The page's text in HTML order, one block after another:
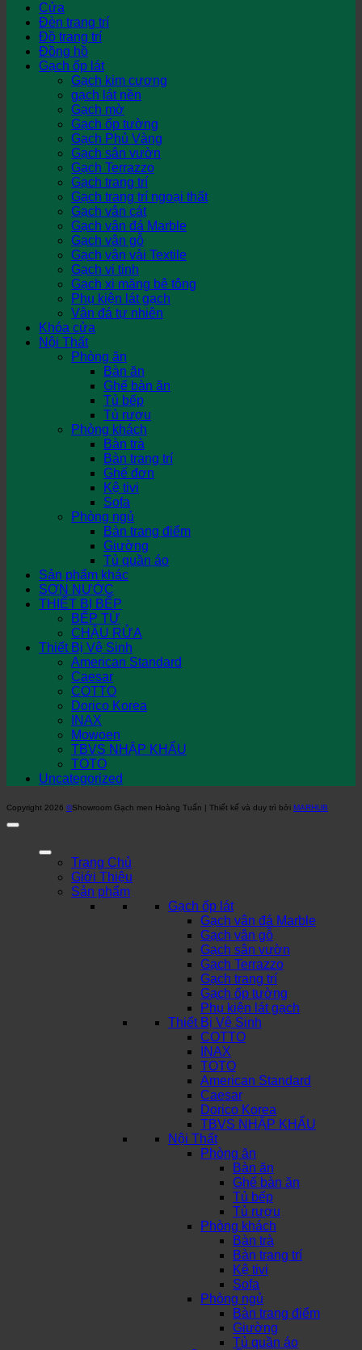
Cửa
Đèn trang trí
Đồ trang trí
Đồng hồ
Gạch ốp lát
Gạch kim cương
gạch lát nền
Gạch mờ
Gạch ốp tường
Gạch Phủ Vàng
Gạch sân vườn
Gạch Terrazzo
Gạch trang trí
Gạch trang trí ngoại thất
Gạch vân cát
Gạch vân đá Marble
Gạch vân gỗ
Gạch vân vải Textile
Gạch vi tinh
Gạch xi măng bê tông
Phụ kiện lát gạch
Vân đá tự nhiên
Khóa cửa
Nội Thất
Phòng ăn
Bàn ăn
Ghế bàn ăn
Tủ bếp
Tủ rượu
Phòng khách
Bàn trà
Bàn trang trí
Ghế đơn
Kệ tivi
Sofa
Phòng ngủ
Bàn trang điểm
Giường
Tủ quần áo
Sản phẩm khác
SƠN NƯỚC
THIẾT BỊ BẾP
BẾP TỪ
CHẬU RỬA
Thiết Bị Vệ Sinh
American Standard
Caesar
COTTO
Dorico Korea
INAX
Mowoen
TBVS NHẬP KHẨU
TOTO
Uncategorized
Copyright 2026 ©Showroom Gạch men Hoàng Tuấn | Thiết kế và duy trì bởi MARHUB
Trang Chủ
Giới Thiệu
Sản phẩm
Gạch ốp lát
Gạch vân đá Marble
Gạch vân gỗ
Gạch sân vườn
Gạch Terrazzo
Gạch trang trí
Gạch ốp tường
Phụ kiện lát gạch
Thiết Bị Vệ Sinh
COTTO
INAX
TOTO
American Standard
Caesar
Dorico Korea
TBVS NHẬP KHẨU
Nội Thất
Phòng ăn
Bàn ăn
Ghế bàn ăn
Tủ bếp
Tủ rượu
Phòng khách
Bàn trà
Bàn trang trí
Kệ tivi
Sofa
Phòng ngủ
Bàn trang điểm
Giường
Tủ quần áo